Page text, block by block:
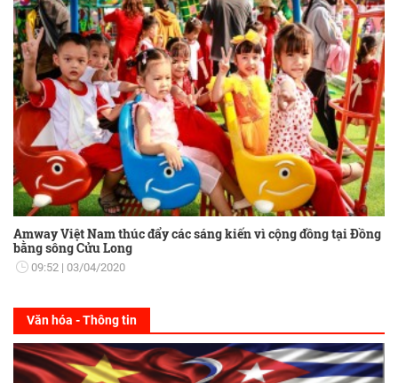
Amway Việt Nam thúc đẩy các sáng kiến vì cộng đồng tại Đồng
bằng sông Cửu Long
09:52 03/04/2020
Văn hóa - Thông tin